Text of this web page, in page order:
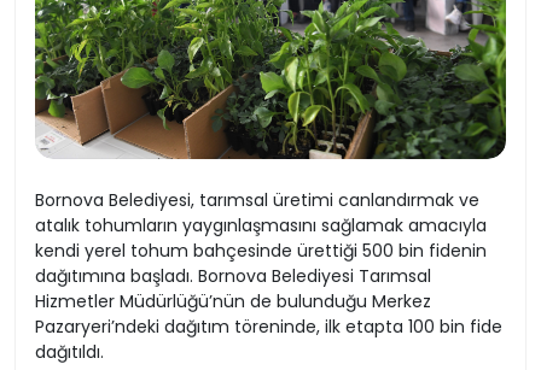
Bornova Belediyesi, tarımsal üretimi canlandırmak ve
atalık tohumların yaygınlaşmasını sağlamak amacıyla
kendi yerel tohum bahçesinde ürettiği 500 bin fidenin
dağıtımına başladı. Bornova Belediyesi Tarımsal
Hizmetler Müdürlüğü’nün de bulunduğu Merkez
Pazaryeri’ndeki dağıtım töreninde, ilk etapta 100 bin fide
dağıtıldı.